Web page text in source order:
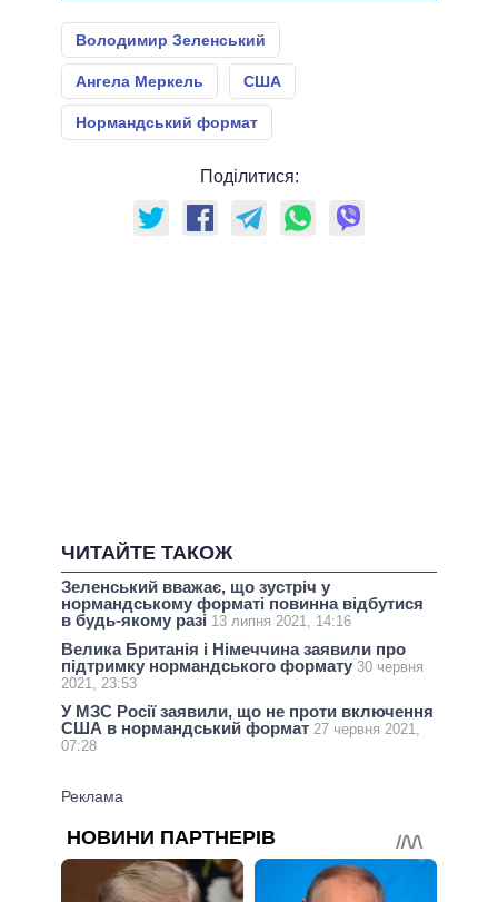
Володимир Зеленський
Ангела Меркель США
Нормандський формат
Поділитися:
ЧИТАЙТЕ ТАКОЖ
Зеленський вважає, що зустріч у
нормандському форматі повинна відбутися
в будь-якому разі 13 липня 2021, 14:16
Велика Британія і Німеччина заявили про
підтримку нормандського формату 30 червня
2021, 23:53
У МЗС Росії заявили, що не проти включення
США в нормандський формат 27 червня 2021,
07:28